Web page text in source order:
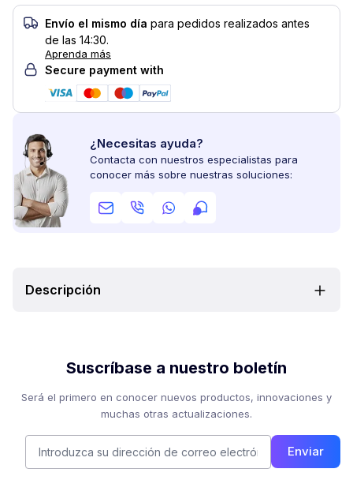
Envío el mismo día para pedidos realizados antes
de las 14:30.
Aprenda más
Secure payment with
¿Necesitas ayuda?
Contacta con nuestros especialistas para
conocer más sobre nuestras soluciones:
Descripción
Suscríbase a nuestro boletín
Será el primero en conocer nuevos productos, innovaciones y
muchas otras actualizaciones.
Enviar